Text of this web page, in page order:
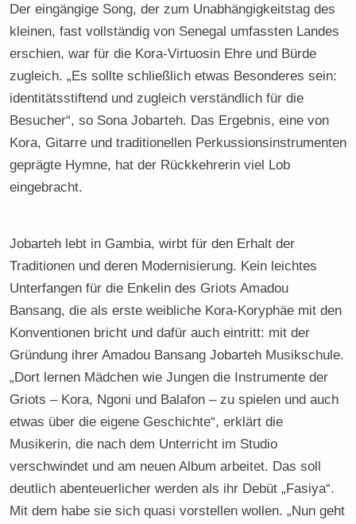
Der eingängige Song, der zum Unabhängigkeitstag des
kleinen, fast vollständig von Senegal umfassten Landes
erschien, war für die Kora-Virtuosin Ehre und Bürde
zugleich. „Es sollte schließlich etwas Besonderes sein:
identitätsstiftend und zugleich verständlich für die
Besucher“, so Sona Jobarteh. Das Ergebnis, eine von
Kora, Gitarre und traditionellen Perkussionsinstrumenten
geprägte Hymne, hat der Rückkehrerin viel Lob
eingebracht.
Jobarteh lebt in Gambia, wirbt für den Erhalt der
Traditionen und deren Modernisierung. Kein leichtes
Unterfangen für die Enkelin des Griots Amadou
Bansang, die als erste weibliche Kora-Koryphäe mit den
Konventionen bricht und dafür auch eintritt: mit der
Gründung ihrer Amadou Bansang Jobarteh Musikschule.
„Dort lernen Mädchen wie Jungen die Instrumente der
Griots – Kora, Ngoni und Balafon – zu spielen und auch
etwas über die eigene Geschichte“, erklärt die
Musikerin, die nach dem Unterricht im Studio
verschwindet und am neuen Album arbeitet. Das soll
deutlich abenteuerlicher werden als ihr Debüt „Fasiya“.
Mit dem habe sie sich quasi vorstellen wollen. „Nun geht